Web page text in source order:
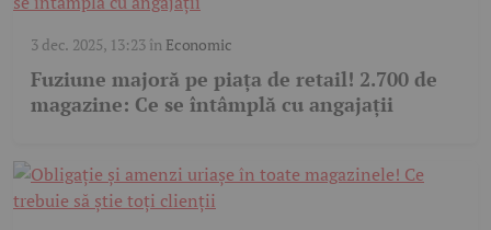
3 dec. 2025, 13:23în Economic
Fuziune majoră pe piața de retail! 2.700 de
magazine: Ce se întâmplă cu angajații